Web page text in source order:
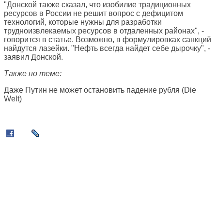
"Донской также сказал, что изобилие традиционных
ресурсов в России не решит вопрос с дефицитом
технологий, которые нужны для разработки
трудноизвлекаемых ресурсов в отдаленных районах", -
говорится в статье. Возможно, в формулировках санкций
найдутся лазейки. "Нефть всегда найдет себе дырочку", -
заявил Донской.
Также по теме:
Даже Путин не может остановить падение рубля (Die
Welt)